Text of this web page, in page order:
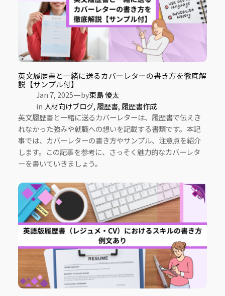
英文履歴書と一緒に送るカバーレターの書き方を徹底解
説【サンプル付】
Jan 7, 2025—by東島 優太
in 人材向けブログ, 履歴書, 履歴書作成
英文履歴書と一緒に送るカバーレターは、履歴書で伝えき
れなかった強みや就職への想いを記載する書類です。本記
事では、カバーレターの書き方やサンプル、注意点を紹介
します。この記事を参考に、さっそく魅力的なカバーレタ
ーを書いていきましょう。